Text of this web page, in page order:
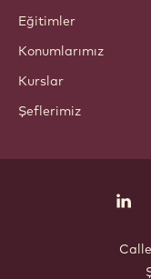
Eğitimler
Konumlarımız
Kurslar
Şeflerimiz